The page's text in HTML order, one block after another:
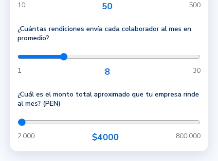
10 50 500
¿Cuántas rendiciones envía cada colaborador al mes en
promedio?
1 8 30
¿Cuál es el monto total aproximado que tu empresa rinde
al mes? (PEN)
2.000 $4000 800.000